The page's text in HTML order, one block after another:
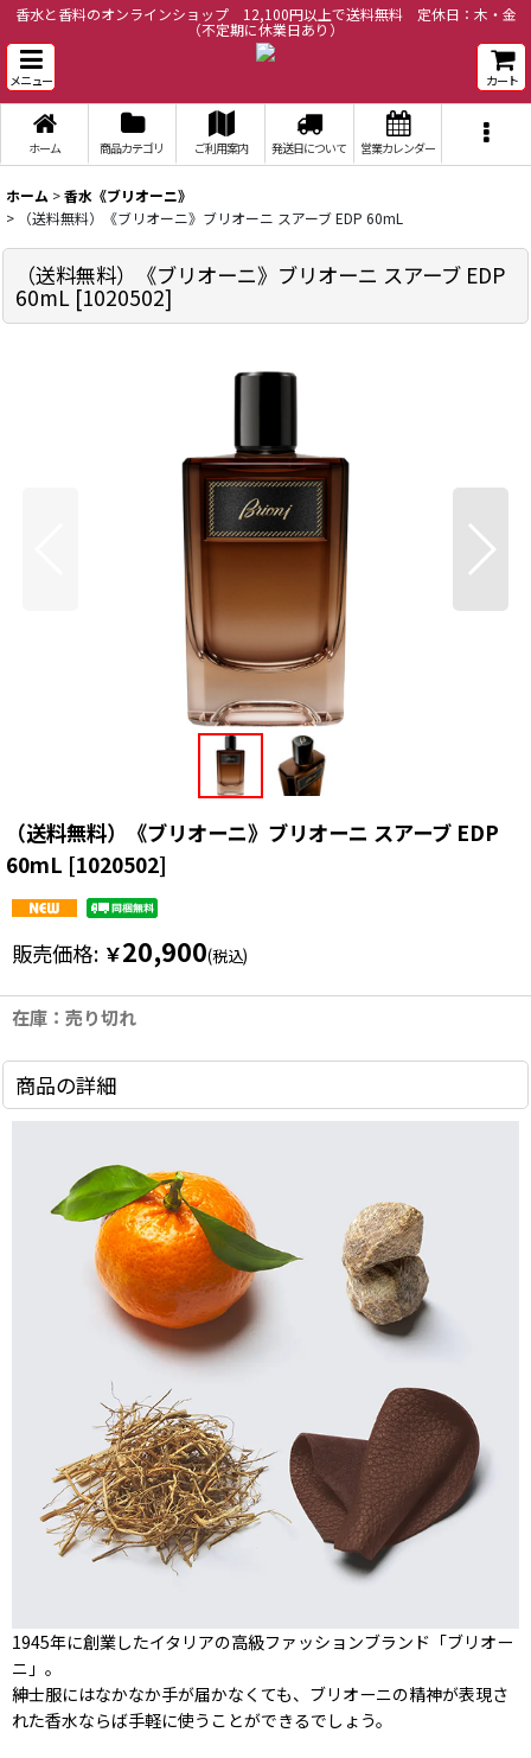
香水と香料のオンラインショップ 12,100円以上で送料無料 定休日：木・金
（不定期に休業日あり）
メニュー カート
ホーム 商品カテゴリ ご利用案内 発送日について 営業カレンダー
ホーム >香水《ブリオーニ》
>
（送料無料）《ブリオーニ》ブリオーニ スアーブ EDP 60mL
（送料無料）《ブリオーニ》ブリオーニ スアーブ EDP
60mL [1020502]
（送料無料）《ブリオーニ》ブリオーニ スアーブ EDP
60mL [1020502]
販売価格: ￥20,900(税込)
在庫：売り切れ
商品の詳細
1945年に創業したイタリアの高級ファッションブランド「ブリオー
ニ」。
紳士服にはなかなか手が届かなくても、ブリオーニの精神が表現さ
れた香水ならば手軽に使うことができるでしょう。